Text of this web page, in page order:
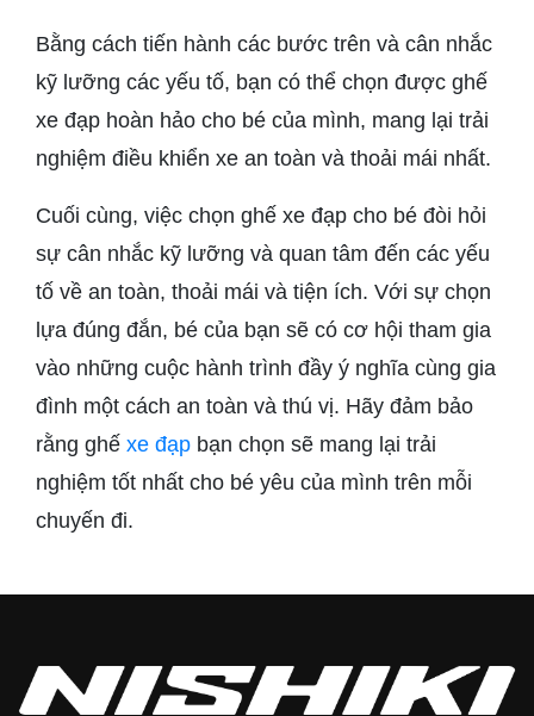
Bằng cách tiến hành các bước trên và cân nhắc
kỹ lưỡng các yếu tố, bạn có thể chọn được ghế
xe đạp hoàn hảo cho bé của mình, mang lại trải
nghiệm điều khiển xe an toàn và thoải mái nhất.
Cuối cùng, việc chọn ghế xe đạp cho bé đòi hỏi
sự cân nhắc kỹ lưỡng và quan tâm đến các yếu
tố về an toàn, thoải mái và tiện ích. Với sự chọn
lựa đúng đắn, bé của bạn sẽ có cơ hội tham gia
vào những cuộc hành trình đầy ý nghĩa cùng gia
đình một cách an toàn và thú vị. Hãy đảm bảo
rằng ghế xe đạp bạn chọn sẽ mang lại trải
nghiệm tốt nhất cho bé yêu của mình trên mỗi
chuyến đi.